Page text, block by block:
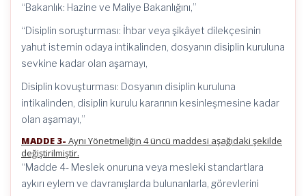
“Bakanlık: Hazine ve Maliye Bakanlığını,”
“Disiplin soruşturması: İhbar veya şikâyet dilekçesinin
yahut istemin odaya intikalinden, dosyanın disiplin kuruluna
sevkine kadar olan aşamayı,
Disiplin kovuşturması: Dosyanın disiplin kuruluna
intikalinden, disiplin kurulu kararının kesinleşmesine kadar
olan aşamayı,”
MADDE 3- Aynı Yönetmeliğin 4 üncü maddesi aşağıdaki şekilde
değiştirilmiştir.
“Madde 4- Meslek onuruna veya mesleki standartlara
aykırı eylem ve davranışlarda bulunanlarla, görevlerini